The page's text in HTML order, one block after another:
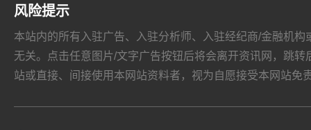
风险提示
本站内的所有入驻广告、入驻分析师、入驻经纪商/金融机
无关。点击任意图片/文字广告按钮后将会离开资讯网，跳
站或直接、间接使用本网站资料者，视为自愿接受本网站免